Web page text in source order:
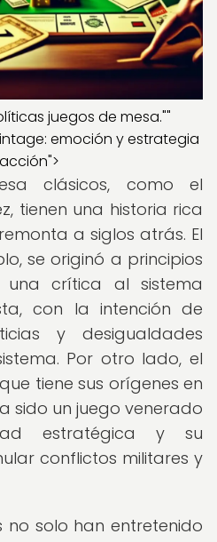
juegos de mesa.""
emoción y estrategia
clásicos, como el
tienen una historia rica
a siglos atrás. El
se originó a principios
crítica al sistema
con la intención de
y desigualdades
Por otro lado, el
tiene sus orígenes en
sido un juego venerado
estratégica y su
conflictos militares y
no solo han entretenido